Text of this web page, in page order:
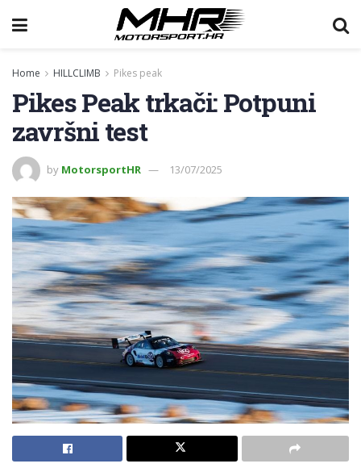
Home HILLCLIMB Pikes peak
Pikes Peak trkači: Potpuni
završni test
by MotorsportHR 13/07/2025